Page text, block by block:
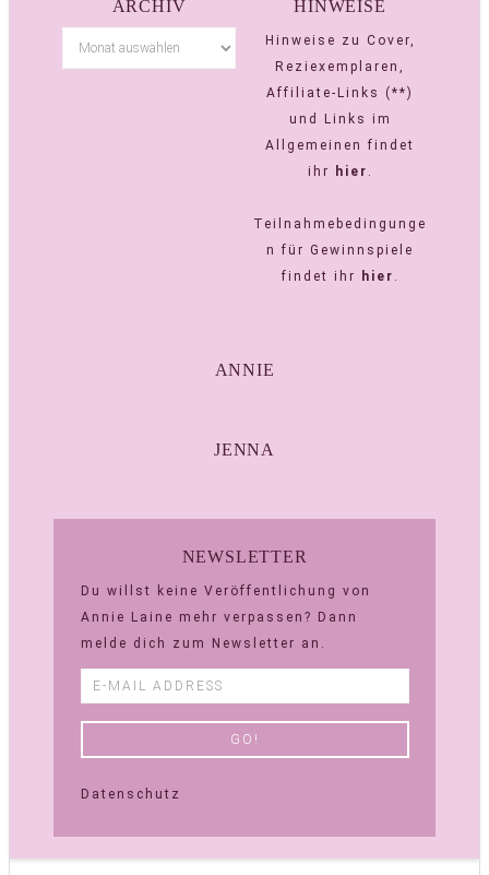
ARCHIV HINWEISE
Hinweise zu Cover,
Reziexemplaren,
Affiliate-Links (**)
und Links im
Allgemeinen findet
ihr
hier .
Teilnahmebedingunge
n für Gewinnspiele
findet ihr
hier .
ANNIE
JENNA
NEWSLETTER
Du willst keine Veröffentlichung von
Annie Laine mehr verpassen? Dann
melde dich zum Newsletter an.
Datenschutz